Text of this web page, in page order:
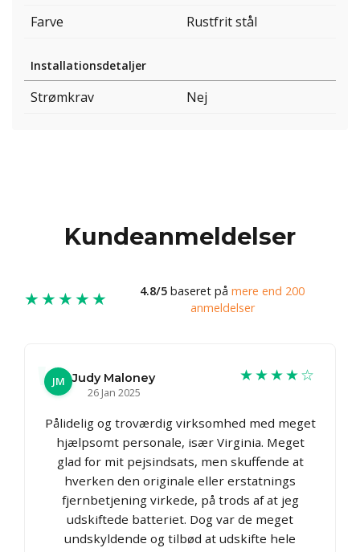
Farve
Rustfrit stål
Installationsdetaljer
Strømkrav Nej
Kundeanmeldelser
★★★★★ 4.8/5 baseret på mere end 200
anmeldelser
JM Judy Maloney
26 Jan 2025
★★★★☆
Pålidelig og troværdig virksomhed med meget
hjælpsomt personale, især Virginia. Meget
glad for mit pejsindsats, men skuffende at
hverken den originale eller erstatnings
fjernbetjening virkede, på trods af at jeg
udskiftede batteriet. Dog var de meget
undskyldende og tilbød at udskifte hele